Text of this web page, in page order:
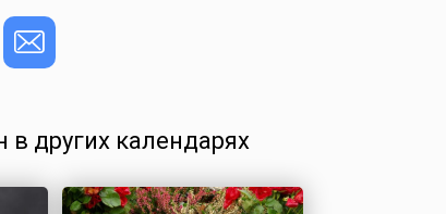
других календарях